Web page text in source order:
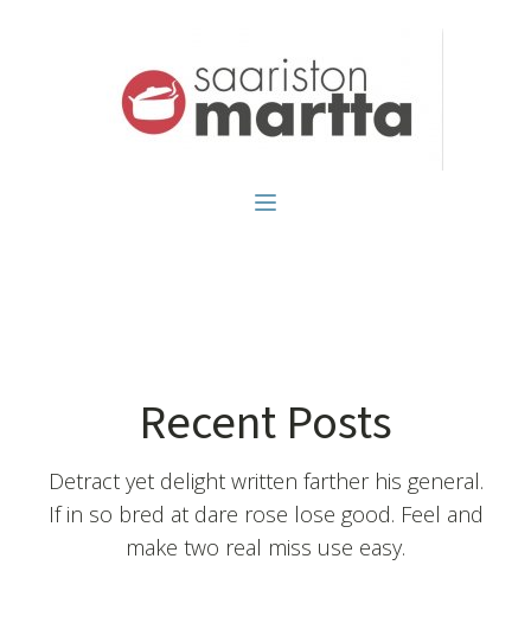
Recent Posts
Detract yet delight written farther his general.
If in so bred at dare rose lose good. Feel and
make two real miss use easy.